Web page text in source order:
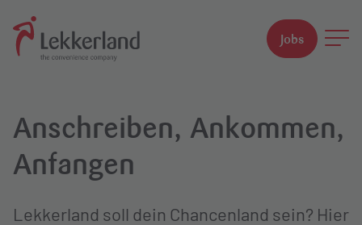
Jobs
Anschreiben, Ankommen,
Anfangen
Lekkerland soll dein Chancenland sein? Hier